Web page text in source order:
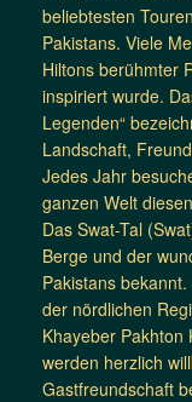
beliebtesten
Pakistans. Viele
Hiltons berühmter
inspiriert wurde.
Legenden“
Landschaft,
Jedes Jahr
ganzen Welt
Das Swat-Tal
Berge und der
Pakistans
der nördlichen
Khayeber Pakhton
werden herzlich
Gastfreundschaft